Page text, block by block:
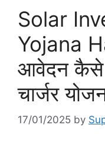
Solar
Yojana
आवेदन कैसे
चार्जर
17/01/2025 by